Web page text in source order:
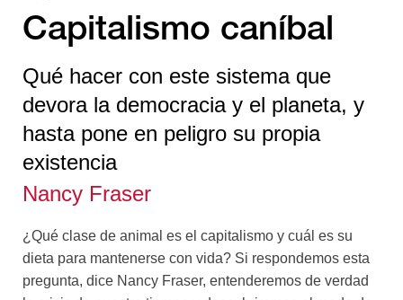
Capitalismo caníbal
Qué hacer con este sistema que
devora la democracia y el planeta, y
hasta pone en peligro su propia
existencia
Nancy Fraser
¿Qué clase de animal es el capitalismo y cuál es su
dieta para mantenerse con vida? Si respondemos esta
pregunta, dice Nancy Fraser, entenderemos de verdad